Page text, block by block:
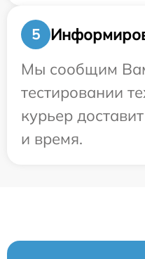
5
Мы сообщим
тестировании
курьер
и время.